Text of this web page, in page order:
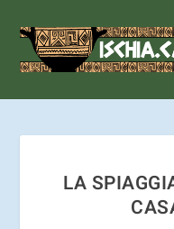
LA
tali servizi, accetti